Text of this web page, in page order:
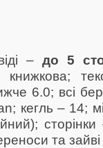
– до 5
6.0; всі
кегль – 14;
сторінки
та